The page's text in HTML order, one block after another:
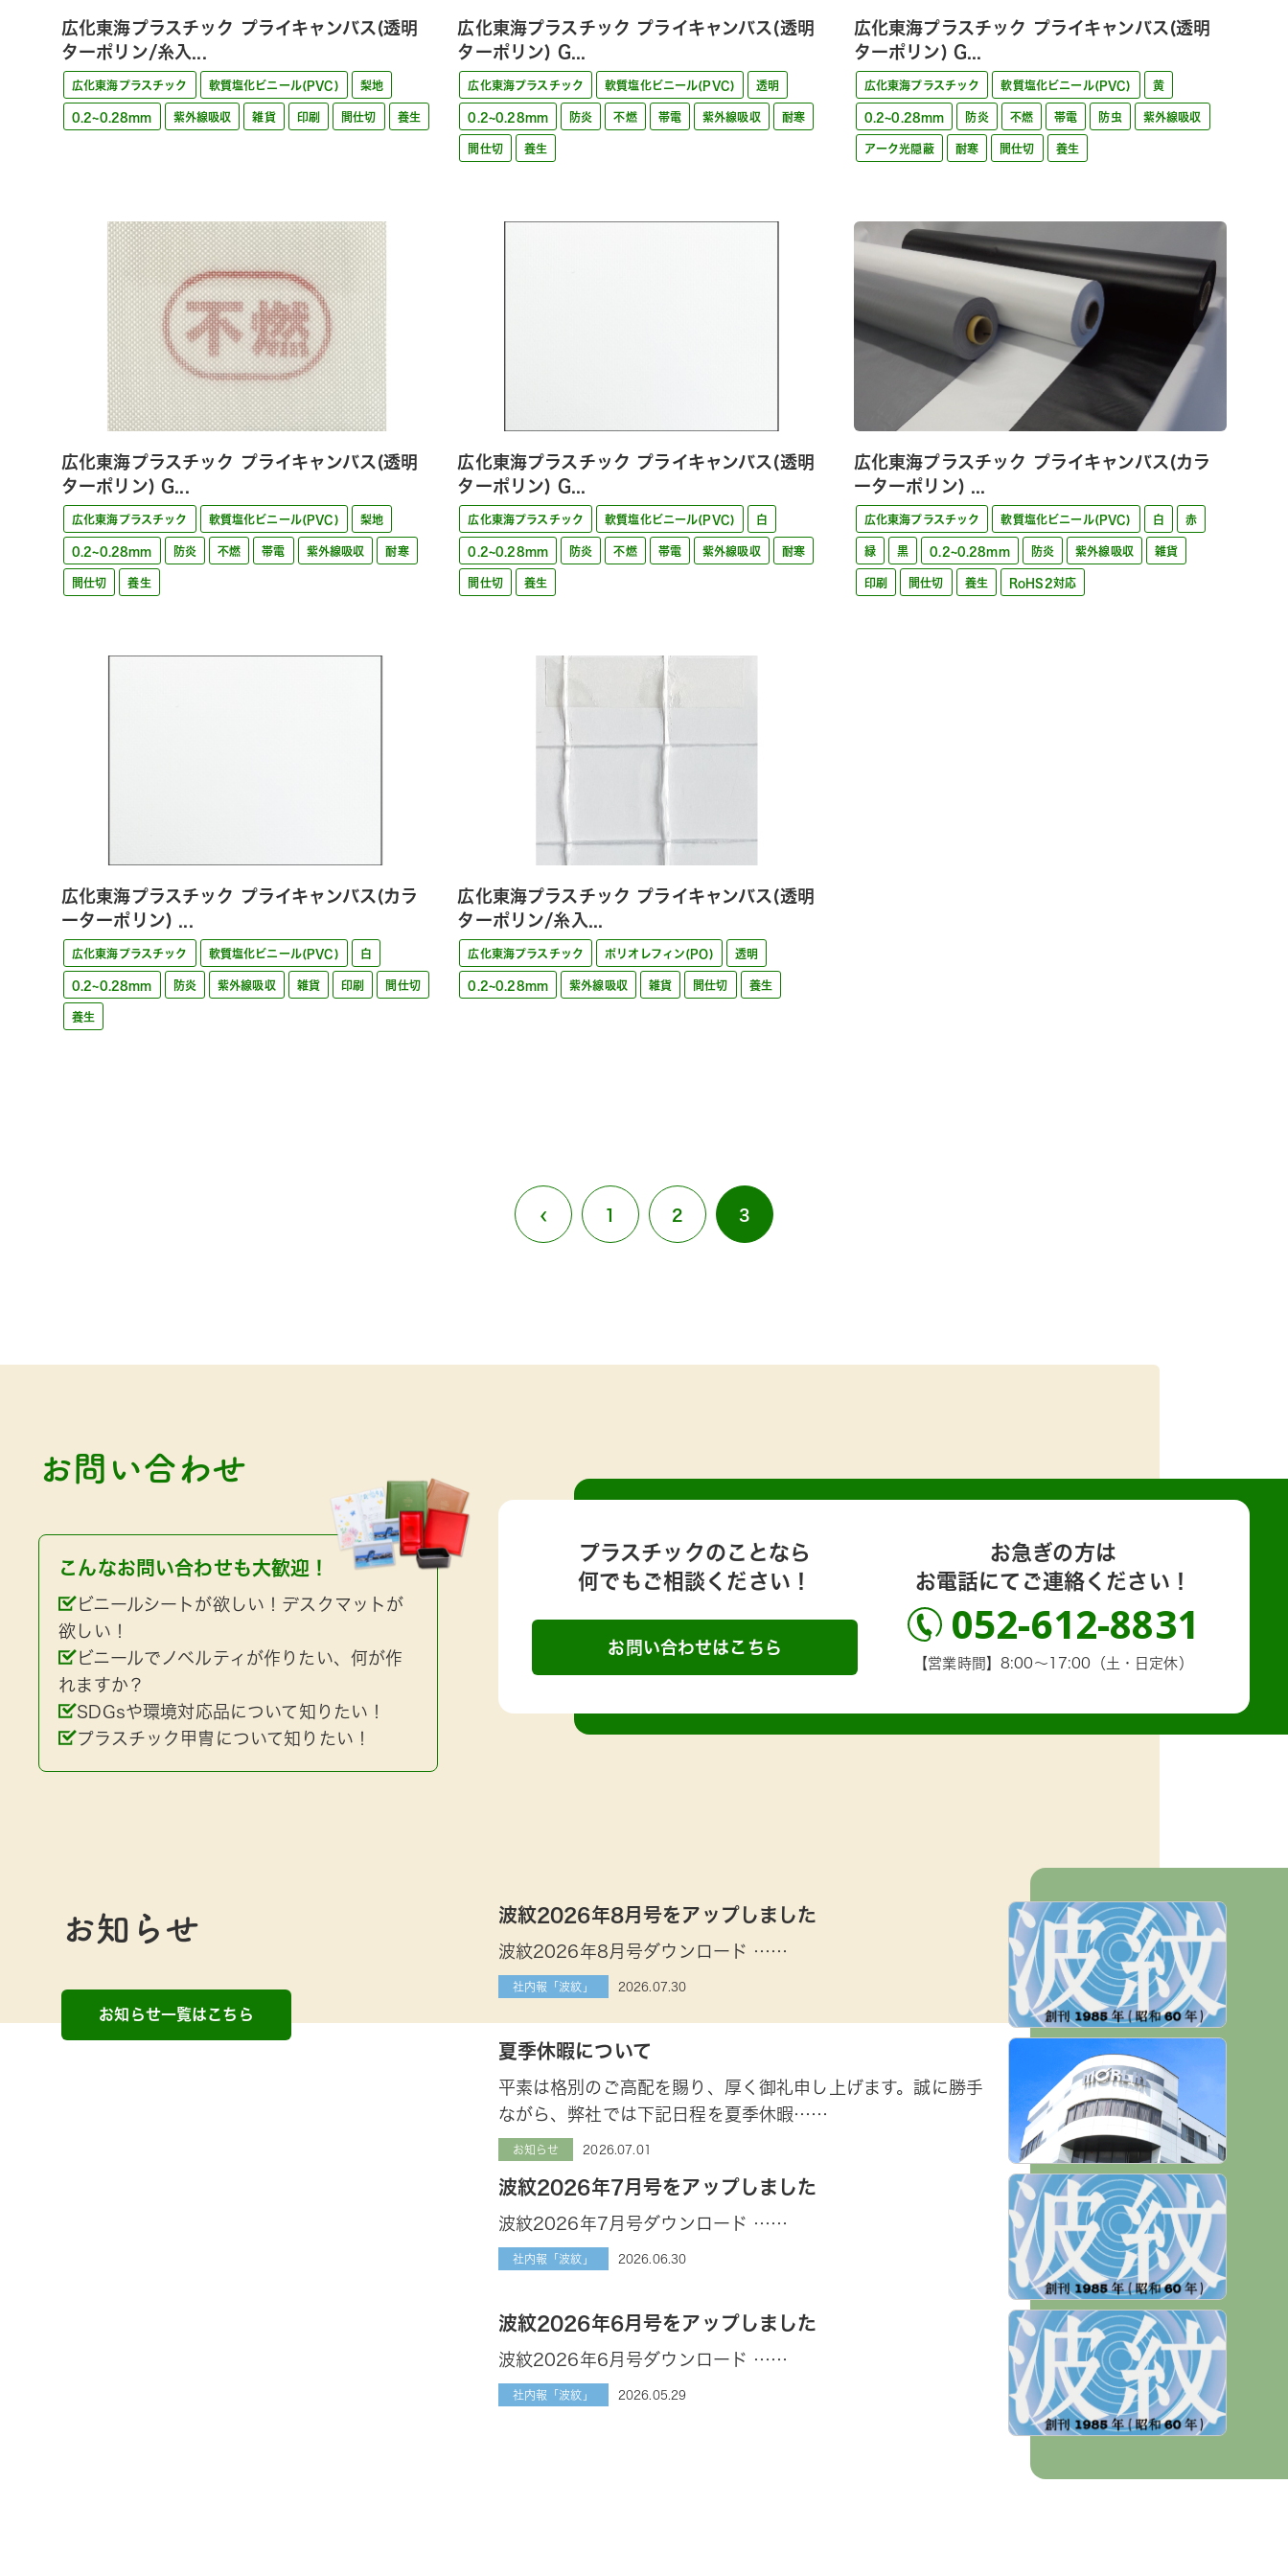
広化東海プラスチック プライキャンバス(透明
ターポリン/糸入...
広化東海プラスチック 軟質塩化ビニール(PVC) 梨地
0.2~0.28mm 紫外線吸収 雑貨 印刷 間仕切 養生
広化東海プラスチック プライキャンバス(透明
ターポリン) G...
広化東海プラスチック 軟質塩化ビニール(PVC) 透明
0.2~0.28mm 防炎 不燃 帯電 紫外線吸収 耐寒
間仕切 養生
広化東海プラスチック プライキャンバス(透明
ターポリン) G...
広化東海プラスチック 軟質塩化ビニール(PVC) 黄
0.2~0.28mm 防炎 不燃 帯電 防虫 紫外線吸収
アーク光隠蔽 耐寒 間仕切 養生
広化東海プラスチック プライキャンバス(透明
ターポリン) G...
広化東海プラスチック 軟質塩化ビニール(PVC) 梨地
0.2~0.28mm 防炎 不燃 帯電 紫外線吸収 耐寒
間仕切 養生
広化東海プラスチック プライキャンバス(透明
ターポリン) G...
広化東海プラスチック 軟質塩化ビニール(PVC) 白
0.2~0.28mm 防炎 不燃 帯電 紫外線吸収 耐寒
間仕切 養生
広化東海プラスチック プライキャンバス(カラ
ーターポリン) ...
広化東海プラスチック 軟質塩化ビニール(PVC) 白 赤
緑 黒 0.2~0.28mm 防炎 紫外線吸収 雑貨
印刷 間仕切 養生 RoHS2対応
広化東海プラスチック プライキャンバス(カラ
ーターポリン) ...
広化東海プラスチック 軟質塩化ビニール(PVC) 白
0.2~0.28mm 防炎 紫外線吸収 雑貨 印刷 間仕切
養生
広化東海プラスチック プライキャンバス(透明
ターポリン/糸入...
広化東海プラスチック ポリオレフィン(PO) 透明
0.2~0.28mm 紫外線吸収 雑貨 間仕切 養生
‹ 1 2 3
お問い合わせ
こんなお問い合わせも大歓迎！
ビニールシートが欲しい！デスクマットが
欲しい！
ビニールでノベルティが作りたい、何が作
れますか？
SDGsや環境対応品について知りたい！
プラスチック甲冑について知りたい！
プラスチックのことなら
何でもご相談ください！
お問い合わせはこちら
お急ぎの方は
お電話にてご連絡ください！
052-612-8831
【営業時間】8:00～17:00（土・日定休）
お知らせ
お知らせ一覧はこちら
波紋2026年8月号をアップしました
波紋2026年8月号ダウンロード ……
社内報「波紋」 2026.07.30
夏季休暇について
平素は格別のご高配を賜り、厚く御礼申し上げます。誠に勝手
ながら、弊社では下記日程を夏季休暇……
お知らせ 2026.07.01
波紋2026年7月号をアップしました
波紋2026年7月号ダウンロード ……
社内報「波紋」 2026.06.30
波紋2026年6月号をアップしました
波紋2026年6月号ダウンロード ……
社内報「波紋」 2026.05.29